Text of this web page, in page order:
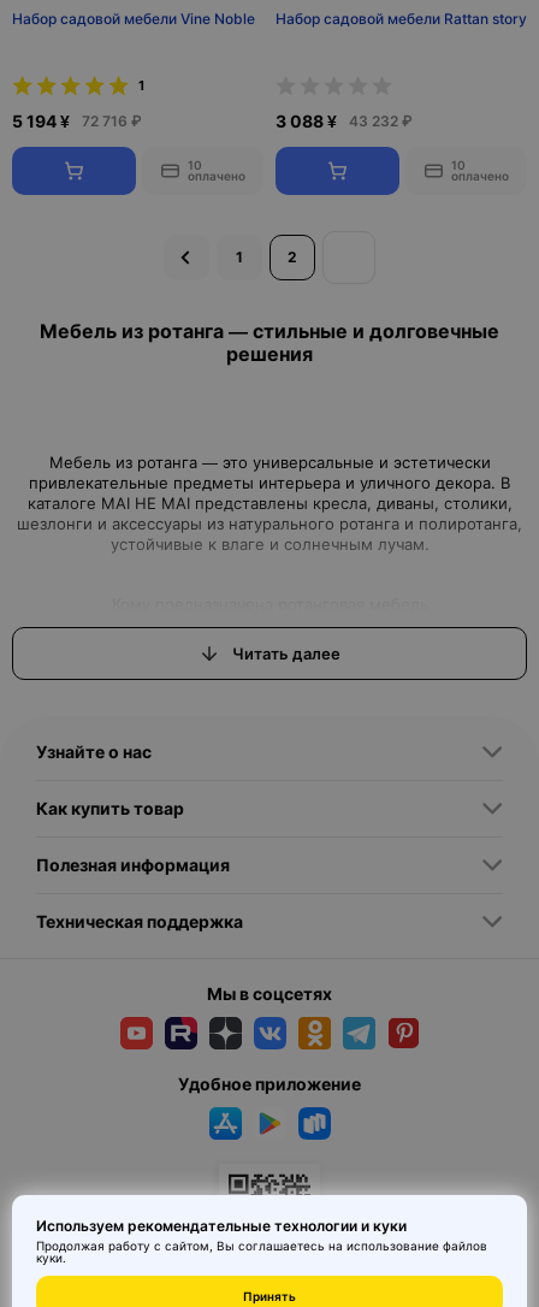
Набор садовой мебели Vine Noble
1
5 194 ¥ 72 716 ₽
10
оплачено
Набор садовой мебели Rattan story
3 088 ¥ 43 232 ₽
10
оплачено
1 2
Мебель из ротанга — стильные и долговечные
решения
Мебель из ротанга — это универсальные и эстетически
привлекательные предметы интерьера и уличного декора. В
каталоге MAI HE MAI представлены кресла, диваны, столики,
шезлонги и аксессуары из натурального ротанга и полиротанга,
устойчивые к влаге и солнечным лучам.
Мебель из ротанга подходит для людей, ценящих стиль,
экологичность и практичность. Она востребована для террас,
садов, веранд, гостиных, офисов, кафе и ресторанов, где важно
Виды и подвиды мебели из ротанга
Диваны и софы
— модульные или цельные, для гостиной или
Столы— кофейные, обеденные, журнальные, с деревянной или
стеклянной столешницей;
Шкафы, комоды и этажерки
Ключевые характеристики
Прочность и долговечность: натуральный и искусственный
ротанг сохраняет форму и служит долгие годы;
Легкость и мобильность: изделия легко перемещать;
здоровья;
Устойчивость к внешним условиям: полиротанг выдерживает
Эстетика: естественная текстура и разнообразие плетений
Читать далее
Узнайте о нас
Как купить товар
Полезная информация
Техническая поддержка
Мы в соцсетях
© 2026 MAI HE MAI. Маркетплейс дизайнерских товаров со всего
Удобное приложение
Используем рекомендательные технологии и куки
Продолжая работу с сайтом, Вы соглашаетесь на использование файлов
куки.
Принять